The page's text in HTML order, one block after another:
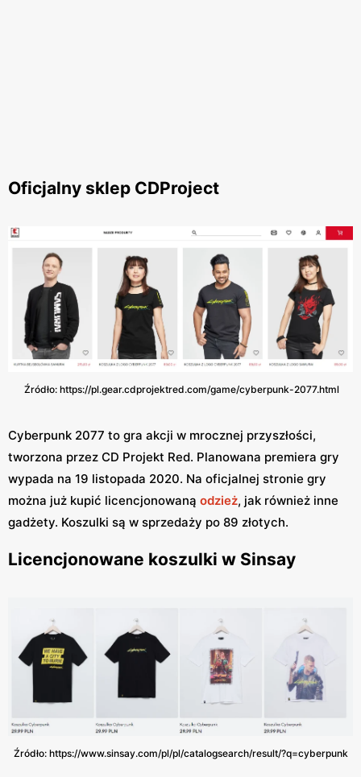
Oficjalny sklep CDProject
Źródło: https://pl.gear.cdprojektred.com/game/cyberpunk-2077.html
Cyberpunk 2077 to gra akcji w mrocznej przyszłości,
tworzona przez CD Projekt Red. Planowana premiera gry
wypada na 19 listopada 2020. Na oficjalnej stronie gry
można już kupić licencjonowaną odzież, jak również inne
gadżety. Koszulki są w sprzedaży po 89 złotych.
Licencjonowane koszulki w Sinsay
Źródło: https://www.sinsay.com/pl/pl/catalogsearch/result/?q=cyberpunk